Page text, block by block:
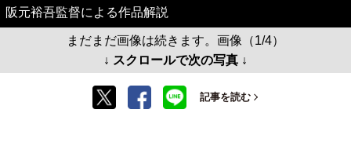
阪元裕吾監督による作品解説
まだまだ画像は続きます。画像（1/4）
↓ スクロールで次の写真 ↓
記事を読む